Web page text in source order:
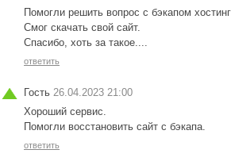
Помогли решить вопрос с бэкапом
Смог скачать свой сайт.
Спасибо, хоть за такое....
ответить
Гость 26.04.2023 21:00
Хороший сервис.
Помогли восстановить сайт с бэкапа.
ответить